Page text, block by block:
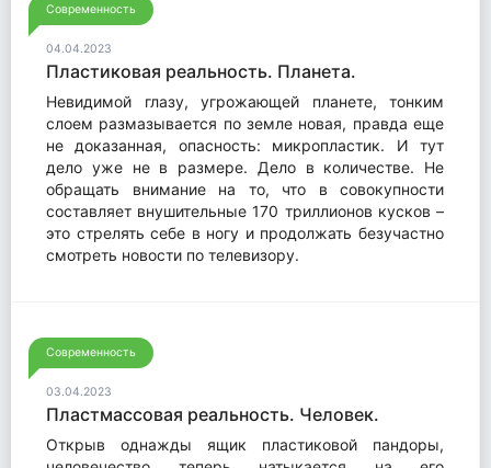
Современность
04.04.2023
Пластиковая реальность. Планета.
Невидимой глазу, угрожающей планете, тонким
слоем размазывается по земле новая, правда еще
не доказанная, опасность: микропластик. И тут
дело уже не в размере. Дело в количестве. Не
обращать внимание на то, что в совокупности
составляет внушительные 170 триллионов кусков –
это стрелять себе в ногу и продолжать безучастно
смотреть новости по телевизору.
Современность
03.04.2023
Пластмассовая реальность. Человек.
Открыв однажды ящик пластиковой пандоры,